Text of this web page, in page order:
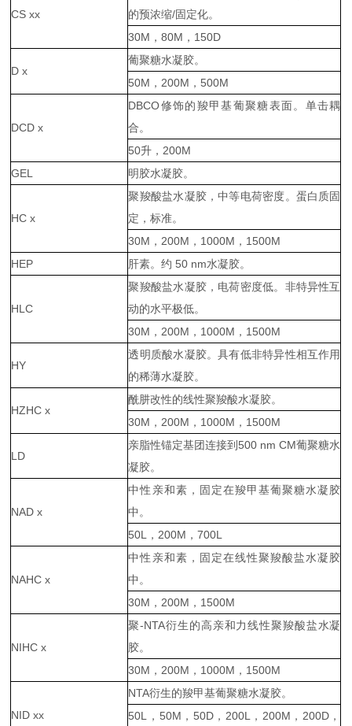
CS xx
的预浓缩/固定化。
30M，80M，150D
D x
葡聚糖水凝胶。
50M，200M，500M
DCD x
DBCO修饰的羧甲基葡聚糖表面。单击耦
合。
50升，200M
GEL
明胶水凝胶。
HC x
聚羧酸盐水凝胶，中等电荷密度。蛋白质固
定，标准。
30M，200M，1000M，1500M
HEP
肝素。约 50 nm水凝胶。
HLC
聚羧酸盐水凝胶，电荷密度低。非特异性互
动的水平极低。
30M，200M，1000M，1500M
HY
透明质酸水凝胶。具有低非特异性相互作用
的稀薄水凝胶。
HZHC x
酰肼改性的线性聚羧酸水凝胶。
30M，200M，1000M，1500M
LD
亲脂性锚定基团连接到500 nm CM葡聚糖水
凝胶。
NAD x
中性亲和素，固定在羧甲基葡聚糖水凝胶
中。
50L，200M，700L
NAHC x
中性亲和素，固定在线性聚羧酸盐水凝胶
中。
30M，200M，1500M
NIHC x
聚-NTA衍生的高亲和力线性聚羧酸盐水凝
胶。
30M，200M，1000M，1500M
NID xx
NTA衍生的羧甲基葡聚糖水凝胶。
50L，50M，50D，200L，200M，200D，